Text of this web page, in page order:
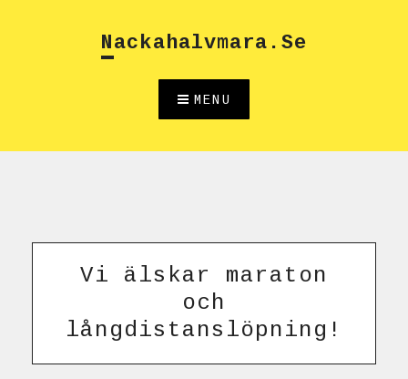
Nackahalvmara.se
MENU
Vi älskar maraton
och
långdistanslöpning!